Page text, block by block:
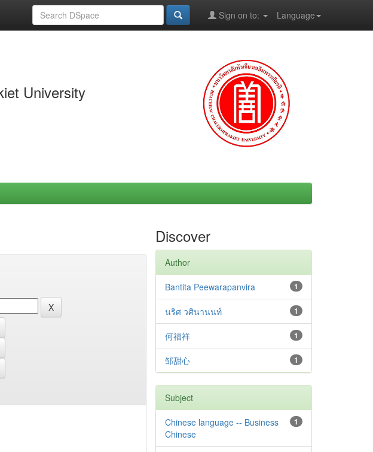
Language
Sign on to:
University
Discover
Author
1
Bantita Peewarapanvira
1
นริศ วศินานนท์
1
何福祥
1
邹甜心
Subject
1
Chinese language -- Business
Chinese